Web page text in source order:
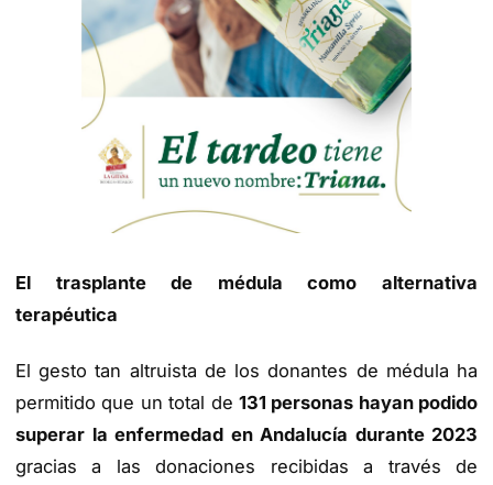
El trasplante de médula como alternativa
terapéutica
El gesto tan altruista de los donantes de médula ha
permitido que un total de 131 personas hayan podido
superar la enfermedad en Andalucía durante 2023
gracias a las donaciones recibidas a través de